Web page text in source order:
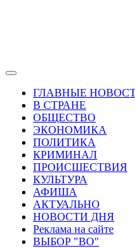
ГЛАВНЫЕ
В СТРАНЕ
ОБЩЕСТВО
ЭКОНОМИКА
ПОЛИТИКА
КРИМИНАЛ
ПРОИСШЕСТВИЯ
КУЛЬТУРА
АФИША
АКТУАЛЬНО
НОВОСТИ ДНЯ
Реклама на сайте
ВЫБОР "ВО"